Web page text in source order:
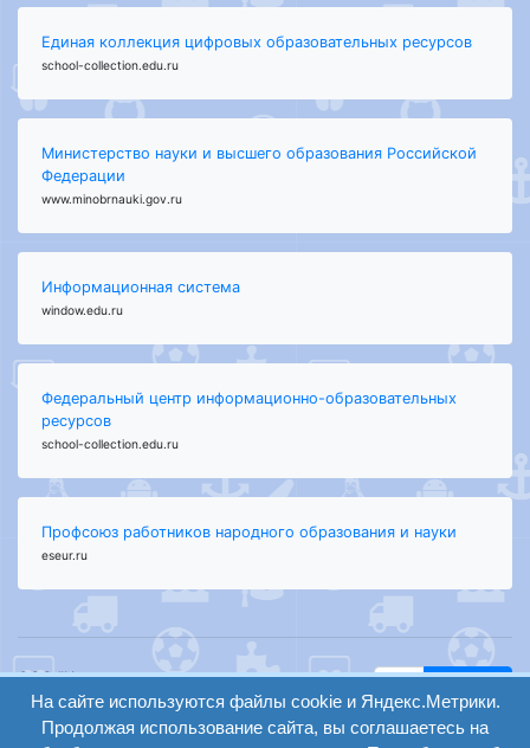
Единая коллекция цифровых образовательных ресурсов
school-collection.edu.ru
Министерство науки и высшего образования Российской
Федерации
www.minobrnauki.gov.ru
Информационная система
window.edu.ru
Федеральный центр информационно-образовательных
ресурсов
school-collection.edu.ru
Профсоюз работников народного образования и науки
eseur.ru
ООО "Центр
образования и
консалтинга"
вход
Найти
Версия
На сайте используются файлы cookie и Яндекс.Метрики.
Продолжая использование сайта, вы соглашаетесь на